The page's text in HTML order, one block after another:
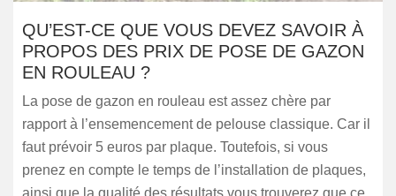
QU’EST-CE QUE VOUS DEVEZ SAVOIR À
PROPOS DES PRIX DE POSE DE GAZON
EN ROULEAU ?
La pose de gazon en rouleau est assez chère par
rapport à l’ensemencement de pelouse classique. Car il
faut prévoir 5 euros par plaque. Toutefois, si vous
prenez en compte le temps de l’installation de plaques,
ainsi que la qualité des résultats vous trouverez que ce